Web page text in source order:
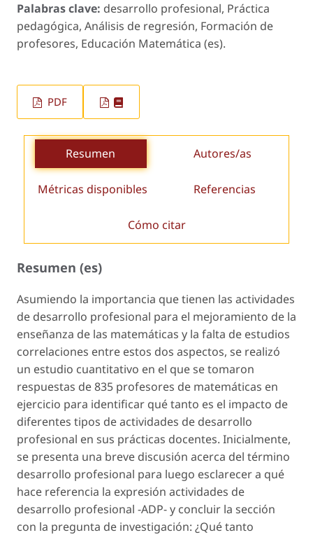
Palabras clave: desarrollo profesional, Práctica
pedagógica, Análisis de regresión, Formación de
profesores, Educación Matemática (es).
PDF
Resumen Autores/as
Métricas disponibles Referencias
Cómo citar
Resumen (es)
Asumiendo la importancia que tienen las actividades
de desarrollo profesional para el mejoramiento de la
enseñanza de las matemáticas y la falta de estudios
correlaciones entre estos dos aspectos, se realizó
un estudio cuantitativo en el que se tomaron
respuestas de 835 profesores de matemáticas en
ejercicio para identificar qué tanto es el impacto de
diferentes tipos de actividades de desarrollo
profesional en sus prácticas docentes. Inicialmente,
se presenta una breve discusión acerca del término
desarrollo profesional para luego esclarecer a qué
hace referencia la expresión actividades de
desarrollo profesional -ADP- y concluir la sección
con la pregunta de investigación: ¿Qué tanto